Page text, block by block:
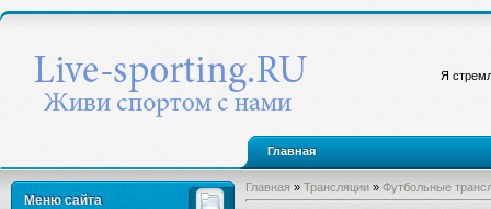
Я
Главная
Меню сайта
Главная » Трансляции » Футбольные